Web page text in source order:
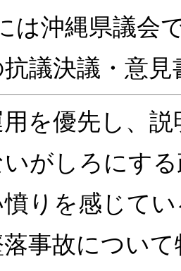
は沖縄県議会
議決議・意
を優先し、
がしろにす
憤りを感じて
事故につい